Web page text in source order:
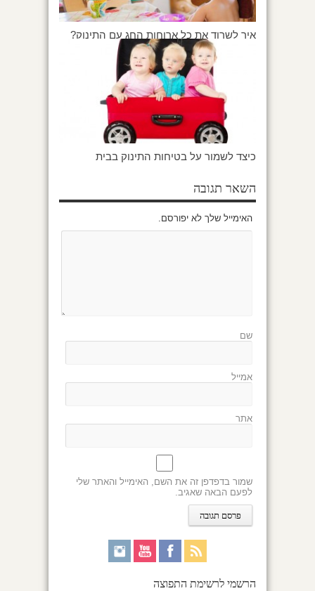
איך לשרוד את כל ארוחות החג עם התינוק?
כיצד לשמור על בטיחות התינוק בבית
השאר תגובה
האימייל שלך לא יפורסם.
שם
אמייל
אתר
שמור בדפדפן זה את השם, האימייל והאתר שלי
לפעם הבאה שאגיב.
הרשמי לרשימת התפוצה